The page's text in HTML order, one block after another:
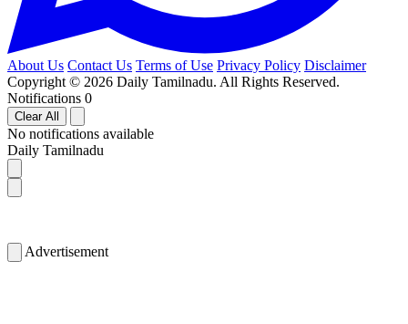
About Us Contact Us Terms of Use Privacy Policy Disclaimer
Copyright © 2026 Daily Tamilnadu. All Rights Reserved.
Notifications 0
Clear All
No notifications available
Daily Tamilnadu
Advertisement